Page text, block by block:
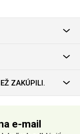
ZAKÚPILI.
e-mail